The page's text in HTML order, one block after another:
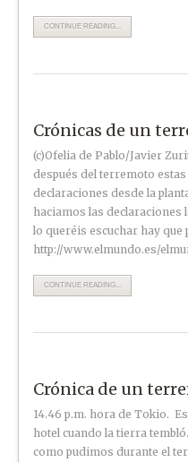
CONTINUE READING...
Crónicas de un
(c)Ofelia de Pablo/Javier
después del terremoto
declaraciones desde la
haciamos las declaraciones
lo queréis escuchar hay que
http://www.elmundo.es/
CONTINUE READING...
Crónica de un
14.46 p.m. hora de Tokio.
hotel cuando la tierra
como pudimos durante el